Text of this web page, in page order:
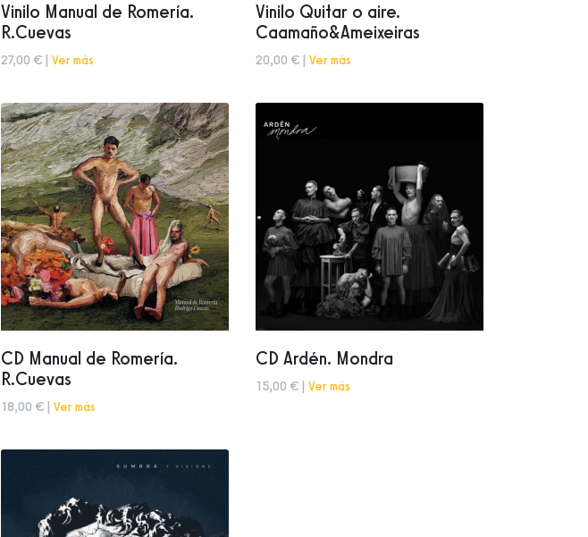
Vinilo Manual de Romería.
R.Cuevas
27,00 € | Ver más
Vinilo Quitar o aire.
Caamaño&Ameixeiras
20,00 € | Ver más
CD Manual de Romería.
R.Cuevas
18,00 € | Ver más
CD Ardén. Mondra
15,00 € | Ver más